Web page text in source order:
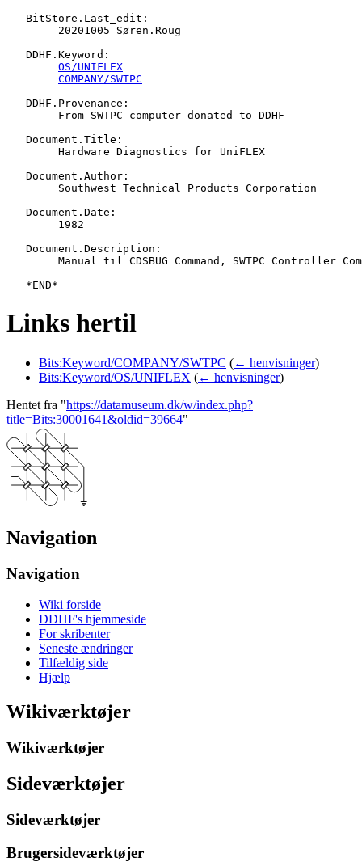
   BitStore.Last_edit:
   DDHF.Keyword:
OS/UNIFLEX
COMPANY/SWTPC
   DDHF.Provenance:
   Document.Title:
   Document.Author:
   Document.Date:
   Document.Description:
Links hertil
Bits:Keyword/COMPANY/SWTPC (← henvisninger)
Bits:Keyword/OS/UNIFLEX (← henvisninger)
Hentet fra "https://datamuseum.dk/w/index.php?
title=Bits:30001641&oldid=39664"
Navigation
Navigation
Wiki forside
DDHF's hjemmeside
For skribenter
Seneste ændringer
Tilfældig side
Hjælp
Wikiværktøjer
Wikiværktøjer
Sideværktøjer
Sideværktøjer
Brugersideværktøjer